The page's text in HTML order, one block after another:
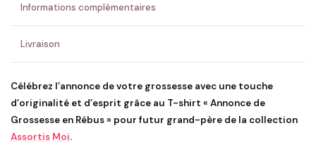
Informations complémentaires
Livraison
Célébrez l’annonce de votre grossesse avec une touche
d’originalité et d’esprit grâce au T-shirt « Annonce de
Grossesse en Rébus » pour futur grand-père de la collection
Assortis Moi.